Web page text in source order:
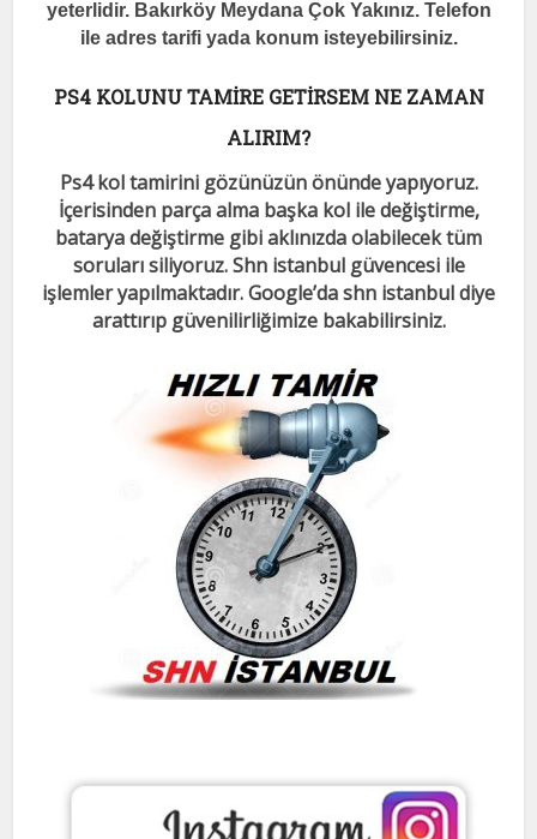
yeterlidir. Bakırköy Meydana Çok Yakınız. Telefon
ile adres tarifi yada konum isteyebilirsiniz.
PS4 KOLUNU TAMİRE GETİRSEM NE ZAMAN
ALIRIM?
Ps4 kol tamirini gözünüzün önünde yapıyoruz.
İçerisinden parça alma başka kol ile değiştirme,
batarya değiştirme gibi aklınızda olabilecek tüm
soruları siliyoruz. Shn istanbul güvencesi ile
işlemler yapılmaktadır. Google’da shn istanbul diye
arattırıp güvenilirliğimize bakabilirsiniz.